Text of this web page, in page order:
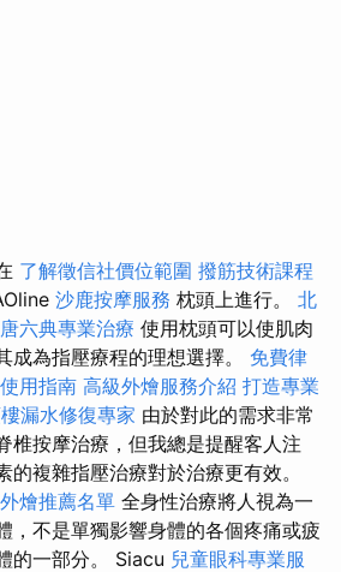
了解徵信社價位範圍 撥筋技術課程
沙鹿按摩服務 枕頭上進行。 北
唐六典專業治療 使用枕頭可以使肌肉
成為指壓療程的理想選擇。 免費律
用指南 高級外燴服務介紹 打造專業
漏水修復專家 由於對此的需求非常
椎按摩治療，但我總是提醒客人注
的複雜指壓治療對於治療更有效。
外燴推薦名單 全身性治療將人視為一
，不是單獨影響身體的各個疼痛或疲
的一部分。 Siacu 兒童眼科專業服